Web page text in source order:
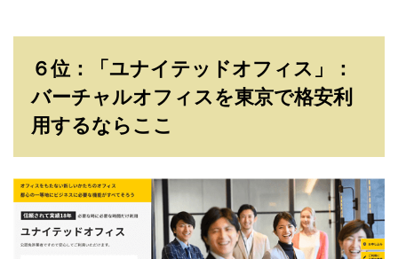
６位：「ユナイテッドオフィス」：
バーチャルオフィスを東京で格安利
用するならここ